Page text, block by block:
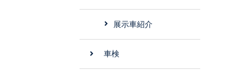
展示車紹介
車検